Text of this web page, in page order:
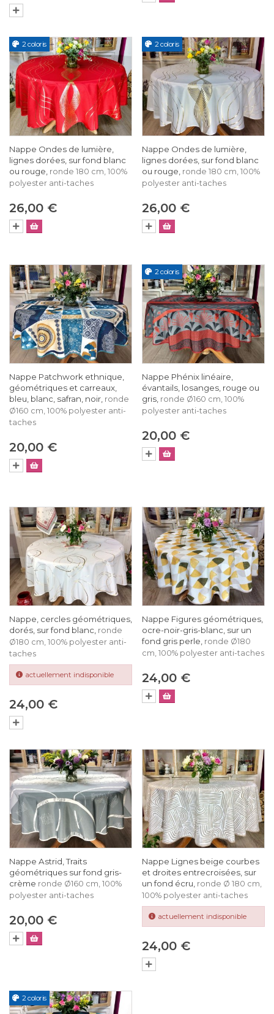
2 coloris
Nappe Ondes de lumière,
lignes dorées, sur fond blanc
ou rouge, ronde 180 cm, 100%
polyester anti-taches
26,00 €
2 coloris
Nappe Ondes de lumière,
lignes dorées, sur fond blanc
ou rouge, ronde 180 cm, 100%
polyester anti-taches
26,00 €
Nappe Patchwork ethnique,
géométriques et carreaux,
bleu, blanc, safran, noir, ronde
Ø160 cm, 100% polyester anti-
taches
20,00 €
2 coloris
Nappe Phénix linéaire,
évantails, losanges, rouge ou
gris, ronde Ø160 cm, 100%
polyester anti-taches
20,00 €
Nappe, cercles géométriques,
dorés, sur fond blanc, ronde
Ø180 cm, 100% polyester anti-
taches
actuellement indisponible
24,00 €
Nappe Figures géométriques,
ocre-noir-gris-blanc, sur un
fond gris perle, ronde Ø180
cm, 100% polyester anti-taches
24,00 €
Nappe Astrid, Traits
géométriques sur fond gris-
crème ronde Ø160 cm, 100%
polyester anti-taches
20,00 €
Nappe Lignes beige courbes
et droites entrecroisées, sur
un fond écru, ronde Ø 180 cm,
100% polyester anti-taches
actuellement indisponible
24,00 €
2 coloris